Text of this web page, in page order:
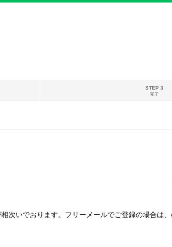
STEP 3
完了
次いでおります。フリーメールでご登録の場合は、